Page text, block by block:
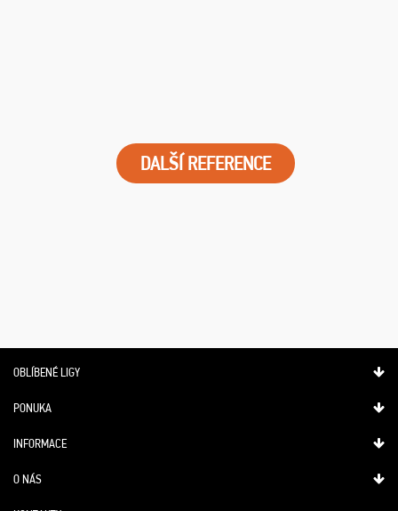
DALŠÍ REFERENCE
OBLÍBENÉ LIGY
PONUKA
INFORMACE
O NÁS